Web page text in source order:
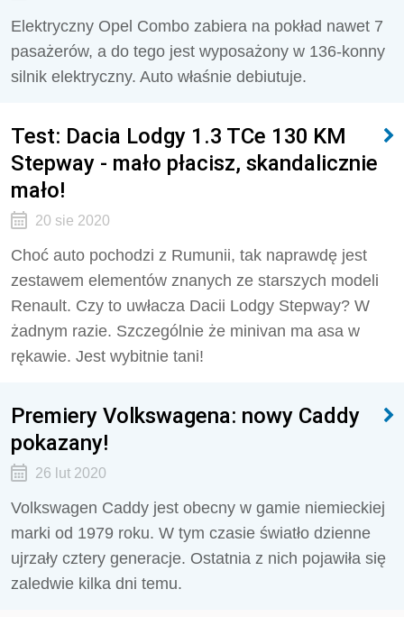
Elektryczny Opel Combo zabiera na pokład nawet 7
pasażerów, a do tego jest wyposażony w 136-konny
silnik elektryczny. Auto właśnie debiutuje.
Test: Dacia Lodgy 1.3 TCe 130 KM
Stepway - mało płacisz, skandalicznie
mało!
20 sie 2020
Choć auto pochodzi z Rumunii, tak naprawdę jest
zestawem elementów znanych ze starszych modeli
Renault. Czy to uwłacza Dacii Lodgy Stepway? W
żadnym razie. Szczególnie że minivan ma asa w
rękawie. Jest wybitnie tani!
Premiery Volkswagena: nowy Caddy
pokazany!
26 lut 2020
Volkswagen Caddy jest obecny w gamie niemieckiej
marki od 1979 roku. W tym czasie światło dzienne
ujrzały cztery generacje. Ostatnia z nich pojawiła się
zaledwie kilka dni temu.